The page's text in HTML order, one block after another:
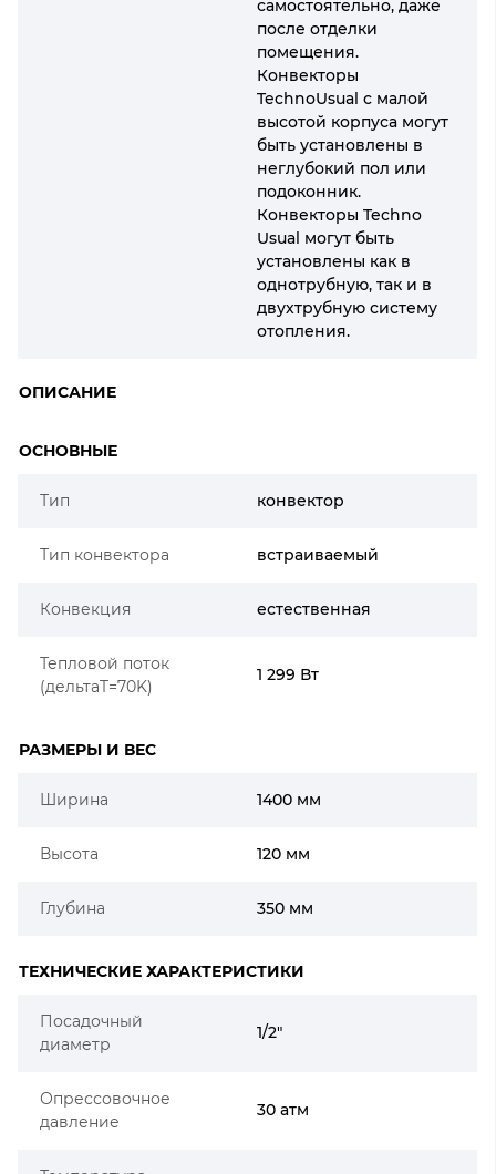
самостоятельно, даже
после отделки
помещения.
Конвекторы
TechnoUsual с малой
высотой корпуса могут
быть установлены в
неглубокий пол или
подоконник.
Конвекторы Techno
Usual могут быть
установлены как в
однотрубную, так и в
двухтрубную систему
отопления.
ОПИСАНИЕ
ОСНОВНЫЕ
Тип конвектор
Тип конвектора встраиваемый
Конвекция естественная
Тепловой поток
(дельтаT=70K)
1 299 Вт
РАЗМЕРЫ И ВЕС
Ширина 1400 мм
Высота 120 мм
Глубина 350 мм
ТЕХНИЧЕСКИЕ ХАРАКТЕРИСТИКИ
Посадочный
диаметр
1/2"
Опрессовочное
давление
30 атм